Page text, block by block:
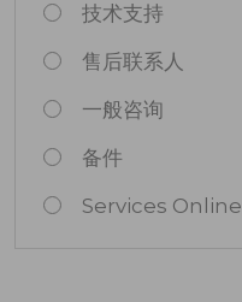
技术支持
售后联系人
一般咨询
备件
Services Online